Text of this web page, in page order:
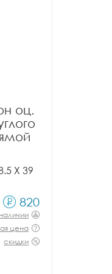
оц.
X 39
820
цена
скидки